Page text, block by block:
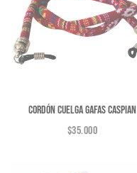
Cordón Cuelga Gafas Caspian
$35.000